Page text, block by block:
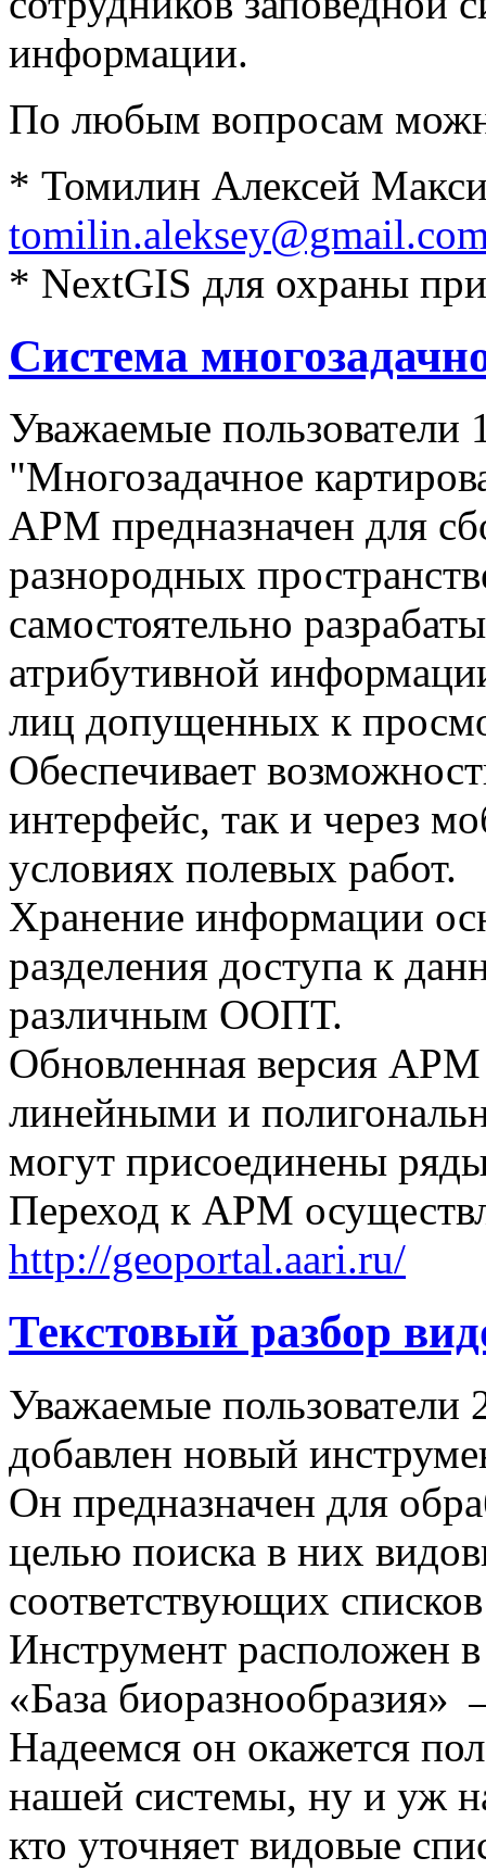
информации.
По любым вопросам
* Томилин Алексей
* NextGIS для охраны
Система
Уважаемые
"Многозадачное
АРМ предназначен для
разнородных
самостоятельно
атрибутивной
лиц допущенных к
Обеспечивает
интерфейс, так и через
условиях полевых работ.
Хранение информации
разделения доступа к
различным ООПТ.
Обновленная версия АРМ
линейными и
могут присоединены
Переход к АРМ
http://geoportal.aari.ru/
Текстовый разбор
Уважаемые
добавлен новый
Он предназначен для
целью поиска в них
соответствующих
Инструмент расположен
«База
Надеемся он окажется
нашей системы, ну и уж
кто уточняет видовые